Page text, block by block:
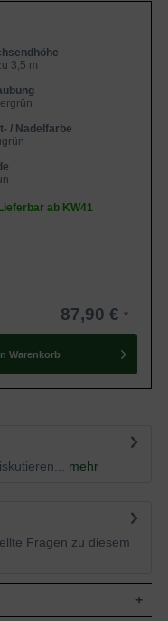
3,5 m
/ Nadelfarbe
Lieferbar ab KW41
87,90 €
Warenkorb
mehr
Fragen zu diesem